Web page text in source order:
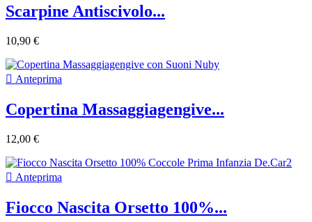
Scarpine Antiscivolo...
10,90 €
 Anteprima
Copertina Massaggiagengive...
12,00 €
 Anteprima
Fiocco Nascita Orsetto 100%...